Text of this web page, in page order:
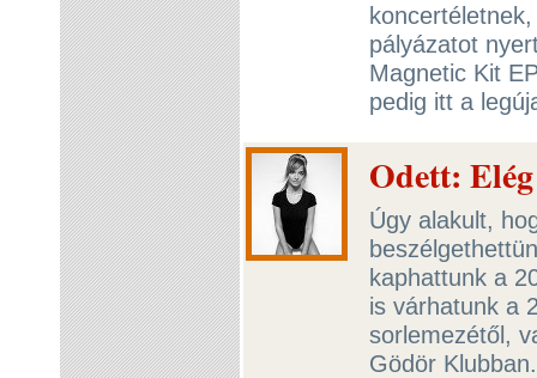
pályázatot
Magnetic Kit
pedig itt a
Odett:
Úgy alakult,
kaphattunk a
is várhatunk a
sorlemezétől,
Gödör